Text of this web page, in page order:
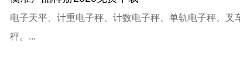
电子天平、计重电子秤、计数电子秤、单轨电子秤、
秤。...